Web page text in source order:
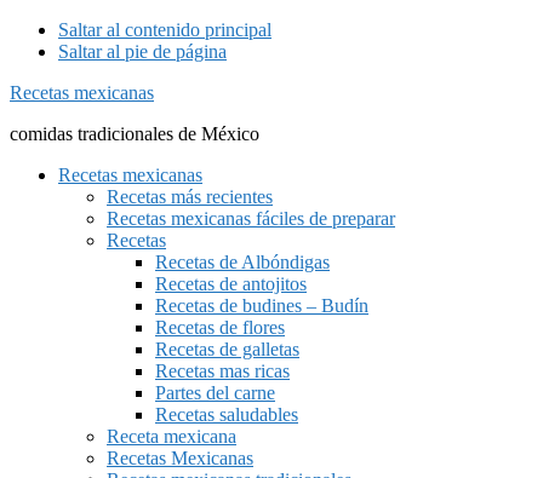
Saltar al contenido principal
Saltar al pie de página
Recetas mexicanas
comidas tradicionales de México
Recetas mexicanas
Recetas más recientes
Recetas mexicanas fáciles de preparar
Recetas
Recetas de Albóndigas
Recetas de antojitos
Recetas de budines – Budín
Recetas de flores
Recetas de galletas
Recetas mas ricas
Partes del carne
Recetas saludables
Receta mexicana
Recetas Mexicanas